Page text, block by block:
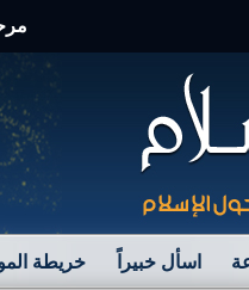
مرحبًا
اسأل خبيراً خريطة